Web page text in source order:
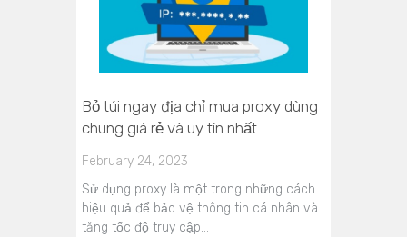
Bỏ túi ngay địa chỉ mua proxy dùng
chung giá rẻ và uy tín nhất
February 24, 2023
Sử dụng proxy là một trong những cách
hiệu quả để bảo vệ thông tin cá nhân và
tăng tốc độ truy cập…